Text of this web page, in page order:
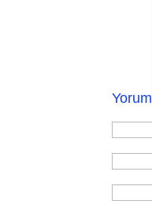
Yorum